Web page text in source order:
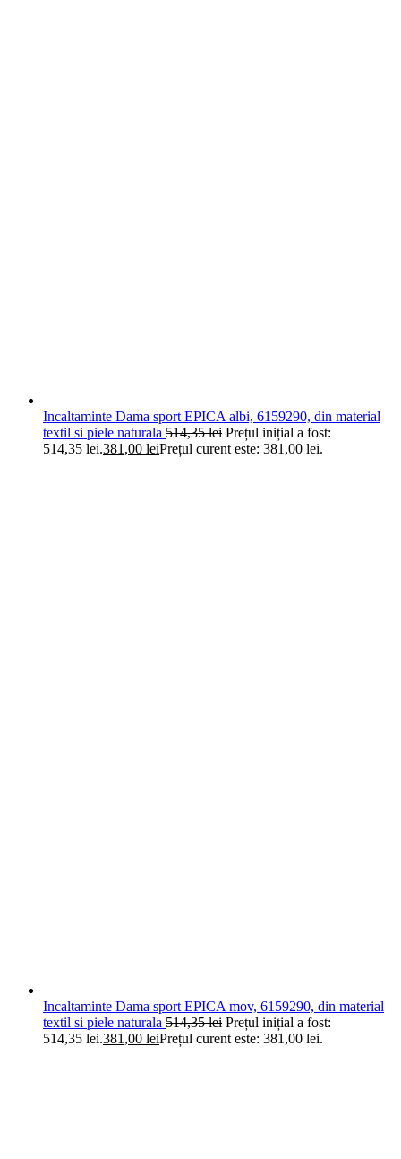
Incaltaminte Dama sport EPICA albi, 6159290, din material
textil si piele naturala 514,35lei Prețul inițial a fost:
514,35 lei.381,00 leiPrețul curent este: 381,00 lei.
Incaltaminte Dama sport EPICA mov, 6159290, din material
textil si piele naturala 514,35lei Prețul inițial a fost:
514,35 lei.381,00 leiPrețul curent este: 381,00 lei.